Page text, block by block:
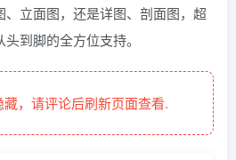
立面图，还是详图、剖面图，超
到脚的全方位支持。
，请评论后刷新页面查看.